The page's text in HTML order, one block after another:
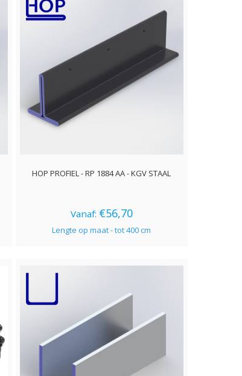
HOP PROFIEL - RP 1884 AA - KGV STAAL
Vanaf: €56,70
Lengte op maat - tot 400 cm